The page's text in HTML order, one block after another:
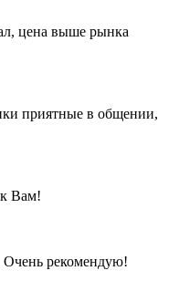
цена выше рынка
приятные в общении,
Вам!
Очень рекомендую!